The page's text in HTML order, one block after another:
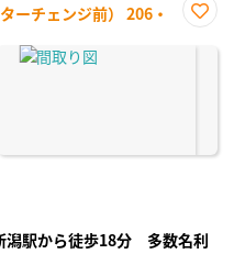
ーチェンジ前） 206・
に入
潟駅から徒歩18分 多数名利